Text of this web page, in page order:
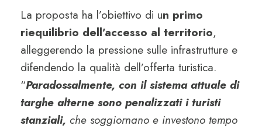
La proposta ha l’obiettivo di un primo
riequilibrio dell’accesso al territorio,
alleggerendo la pressione sulle infrastrutture e
difendendo la qualità dell’offerta turistica.
“Paradossalmente, con il sistema attuale di
targhe alterne sono penalizzati i turisti
stanziali, che soggiornano e investono tempo